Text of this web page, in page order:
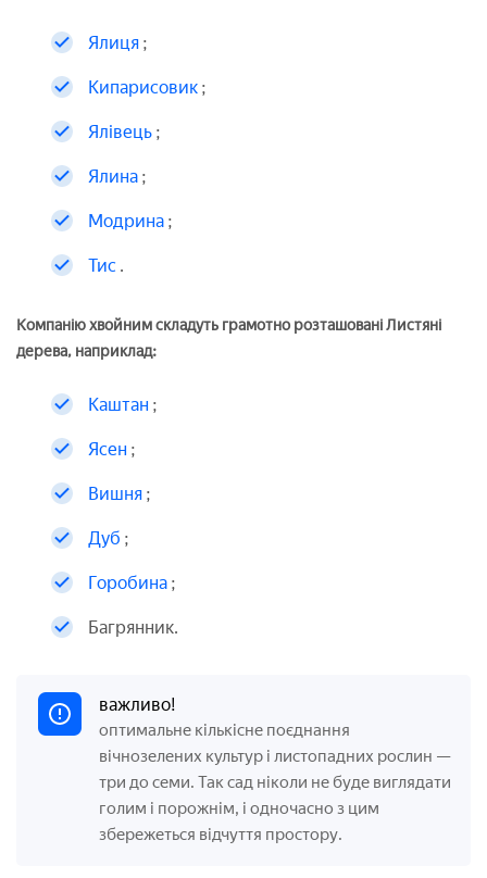
Ялиця ;
Кипарисовик ;
Ялівець ;
Ялина ;
Модрина ;
Тис .
Компанію хвойним складуть грамотно розташовані Листяні
дерева, наприклад:
Каштан ;
Ясен ;
Вишня ;
Дуб ;
Горобина ;
Багрянник.
важливо!
оптимальне кількісне поєднання
вічнозелених культур і листопадних рослин —
три до семи. Так сад ніколи не буде виглядати
голим і порожнім, і одночасно з цим
збережеться відчуття простору.